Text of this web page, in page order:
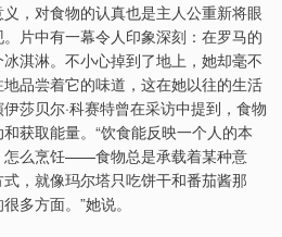
，对食物的认真也是主人公重新将眼
片中有一幕令人印象深刻：在罗马的
淇淋。不小心掉到了地上，她却毫不
品尝着它的味道，这在她以往的生活
莎贝尔·科赛特曾在采访中提到，食物
获取能量。“饮食能反映一个人的本
怎么烹饪——食物总是承载着某种意
，就像玛尔塔只吃饼干和番茄酱那
多方面。”她说。